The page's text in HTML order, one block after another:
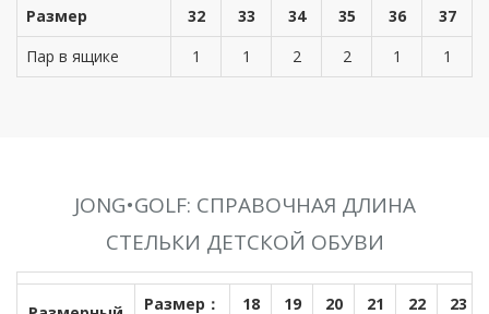
Размер 32 33 34 35 36
37
Пар в ящике
1 1 2 2 1 1
JONG•GOLF: СПРАВОЧНАЯ ДЛИНА
СТЕЛЬКИ ДЕТСКОЙ ОБУВИ
Размер： 18 19 20 21 22 23